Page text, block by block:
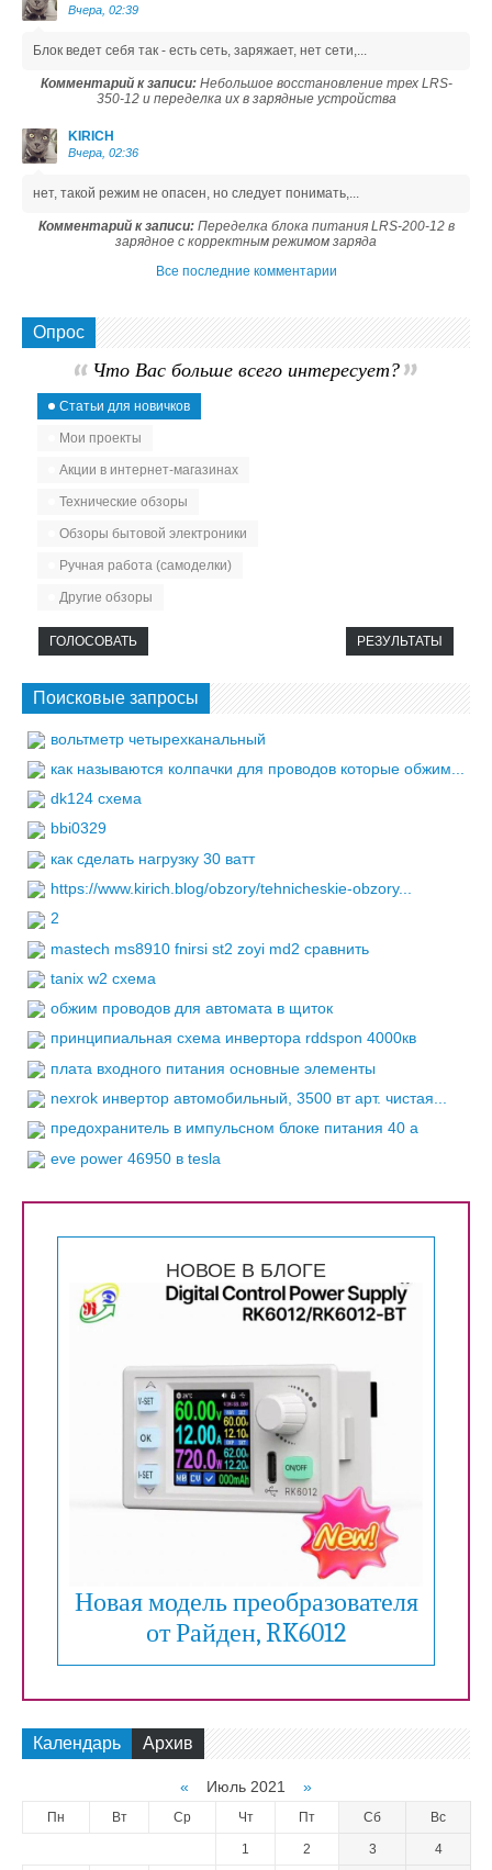
Вчера, 02:39
Блок ведет себя так - есть сеть, заряжает, нет сети,...
Комментарий к записи:Небольшое восстановление трех LRS-
350-12 и переделка их в зарядные устройства
KIRICH
Вчера, 02:36
нет, такой режим не опасен, но следует понимать,...
Комментарий к записи:Переделка блока питания LRS-200-12 в
зарядное с корректным режимом заряда
Все последние комментарии
Опрос
Что Вас больше всего интересует?
Статьи для новичков
Мои проекты
Акции в интернет-магазинах
Технические обзоры
Обзоры бытовой электроники
Ручная работа (самоделки)
Другие обзоры
ГОЛОСОВАТЬ РЕЗУЛЬТАТЫ
Поисковые запросы
вольтметр четырехканальный
как называются колпачки для проводов которые обжим...
dk124 схема
bbi0329
как сделать нагрузку 30 ватт
https://www.kirich.blog/obzory/tehnicheskie-obzory...
2
mastech ms8910 fnirsi st2 zoyi md2 сравнить
tanix w2 схема
обжим проводов для автомата в щиток
принципиальная схема инвертора rddspon 4000кв
плата входного питания основные элементы
nexrok инвертор автомобильный, 3500 вт арт. чистая...
предохранитель в импульсном блоке питания 40 а
eve power 46950 в tesla
НОВОЕ В БЛОГЕ
Новая модель преобразователя
от Райден, RK6012
Календарь Архив
« Июль 2021 »
Пн Вт Ср Чт Пт Сб Вс
1 2 3 4